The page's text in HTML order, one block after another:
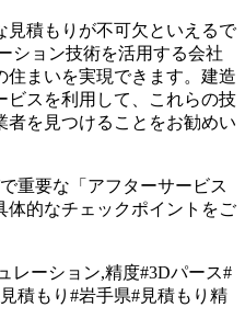
見積もりが不可欠といえるで
ション技術を活用する会社
住まいを実現できます。建造
ビスを利用して、これらの技
を見つけることをお勧めい
重要な「アフターサービス
体的なチェックポイントをご
レーション,精度#3Dパース#
積もり #岩手県#見積もり精